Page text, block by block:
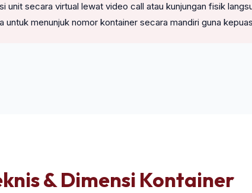
unit secara virtual lewat video call atau kunjungan fisik
untuk menunjuk nomor kontainer secara mandiri guna
& Dimensi Kontainer